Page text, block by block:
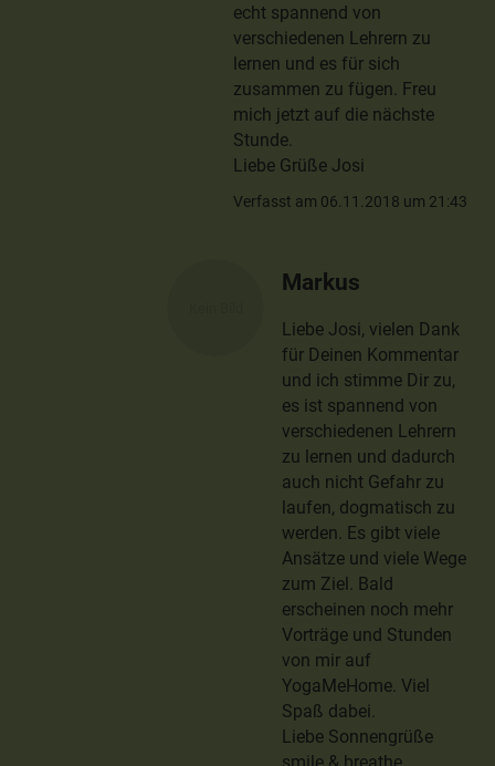
echt spannend von
verschiedenen Lehrern zu
lernen und es für sich
zusammen zu fügen. Freu
mich jetzt auf die nächste
Stunde.
Liebe Grüße Josi
Verfasst am 06.11.2018 um 21:43
Markus
Liebe Josi, vielen Dank
für Deinen Kommentar
und ich stimme Dir zu,
es ist spannend von
verschiedenen Lehrern
zu lernen und dadurch
auch nicht Gefahr zu
laufen, dogmatisch zu
werden. Es gibt viele
Ansätze und viele Wege
zum Ziel. Bald
erscheinen noch mehr
Vorträge und Stunden
von mir auf
YogaMeHome. Viel
Spaß dabei.
Liebe Sonnengrüße